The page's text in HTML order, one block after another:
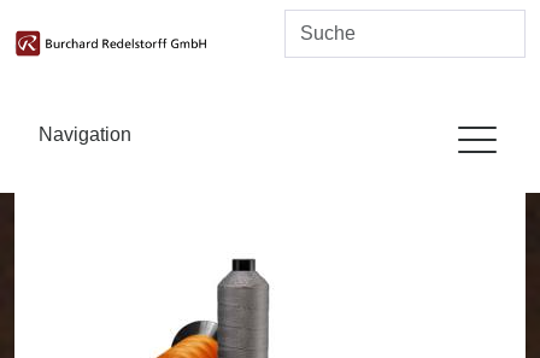
Navigation